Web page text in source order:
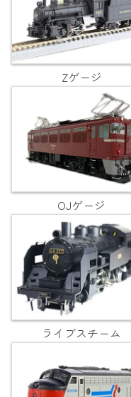
Zゲージ
OJゲージ
ライブスチーム